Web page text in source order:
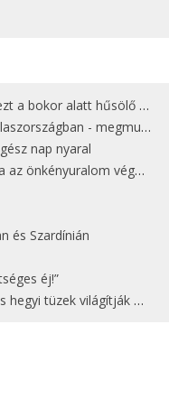
hűsölő cicát Kisorosziban
- megmutatjuk a 15 legjobbat
nap nyaral
végét jelentette
és Szardínián
éj!”
világítják meg Zugspitzét